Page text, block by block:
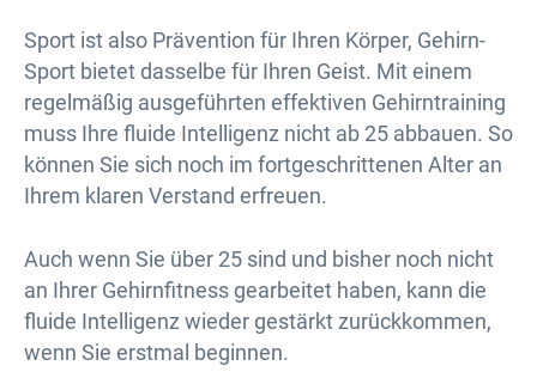
Sport ist also Prävention für Ihren Körper, Gehirn-
Sport bietet dasselbe für Ihren Geist. Mit einem
regelmäßig ausgeführten effektiven Gehirntraining
muss Ihre fluide Intelligenz nicht ab 25 abbauen. So
können Sie sich noch im fortgeschrittenen Alter an
Ihrem klaren Verstand erfreuen.
Auch wenn Sie über 25 sind und bisher noch nicht
an Ihrer Gehirnfitness gearbeitet haben, kann die
fluide Intelligenz wieder gestärkt zurückkommen,
wenn Sie erstmal beginnen.